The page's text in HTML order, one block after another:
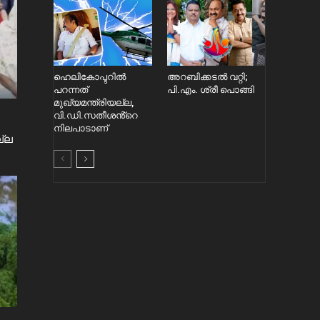
ഹെലികോപ്ടറിൽ
പറന്നത്
മുഖ്യമന്ത്രിയല്ല,
വി.ഡി.സതീശൻ്റെ
നിലപാടാണ്
അറബിക്കടൽ വറ്റി;
പി.എം. ശ്രീ പൊങ്ങി